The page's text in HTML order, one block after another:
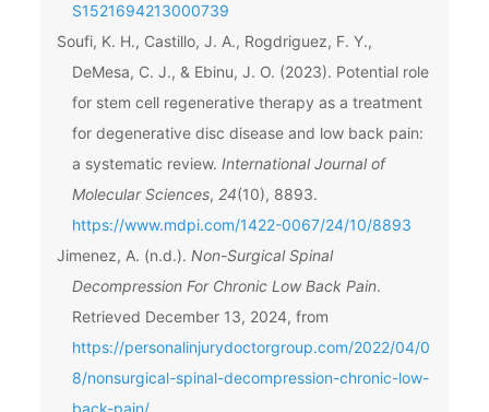
S1521694213000739
Soufi, K. H., Castillo, J. A., Rogdriguez, F. Y.,
DeMesa, C. J., & Ebinu, J. O. (2023). Potential role
for stem cell regenerative therapy as a treatment
for degenerative disc disease and low back pain:
a systematic review. International Journal of
Molecular Sciences, 24(10), 8893.
https://www.mdpi.com/1422-0067/24/10/8893
Jimenez, A. (n.d.). Non-Surgical Spinal
Decompression For Chronic Low Back Pain.
Retrieved December 13, 2024, from
https://personalinjurydoctorgroup.com/2022/04/0
8/nonsurgical-spinal-decompression-chronic-low-